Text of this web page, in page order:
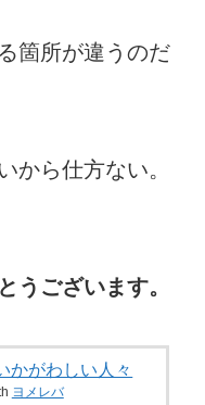
箇所が違うのだ
から仕方ない。
うございます。
かがわしい人々
ヨメレバ